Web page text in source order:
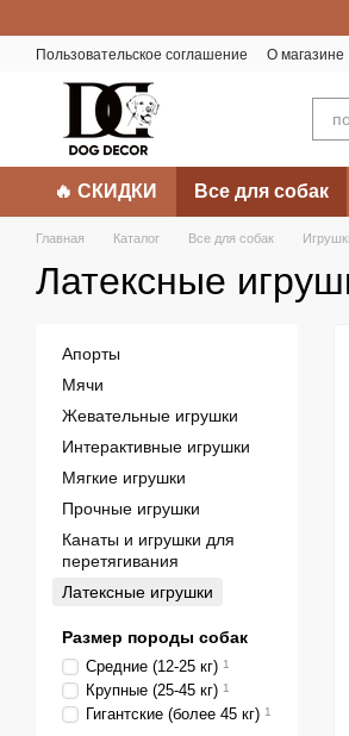
Пользовательское соглашение О магазине
🔥 СКИДКИ Все для собак
Главная Каталог Все для собак
Латексные
Апорты
Мячи
Жевательные игрушки
Интерактивные игрушки
Мягкие игрушки
Прочные игрушки
Канаты и игрушки для
перетягивания
Латексные игрушки
Размер породы собак
Средние (12-25 кг) 1
Крупные (25-45 кг) 1
Гигантские (более 45 кг) 1